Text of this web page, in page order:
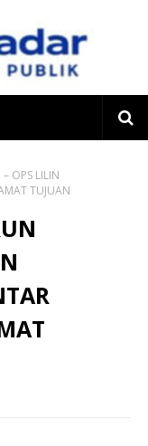
OPS LILIN
TUJUAN